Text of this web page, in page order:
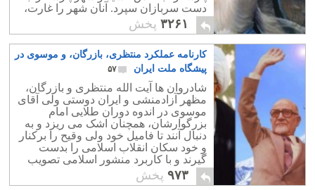
دست سربازان سپرد. آنان شهر را غارت،
عده ای را کشتند، و به زنان تجاوز کردند.
۳۲۶۱ پخش
کارنامه عملکرد منتظری، بازرگان، و موسوی در
پیشگاه ملت ایران
۵۷
شادروان ها آیت الله منتظری و بازرگان،
مظهر آزادمنشی و ایران دوستی ولی آقای
موسوی در اندوه دوران طلایی امام
بزرگوارشان، همچنان اشک می ریزد و به
دنبال آنند تا فامیل خود ولی وقیح را برکنار
و خود سکان انقلاب اسلامی را بدست
گیرند و با کاربرد منشور اسلامی تصویب
شده در لندن، نظام مقدس اسلامی را
حفظ نمایند.
۹۷۳ پخش